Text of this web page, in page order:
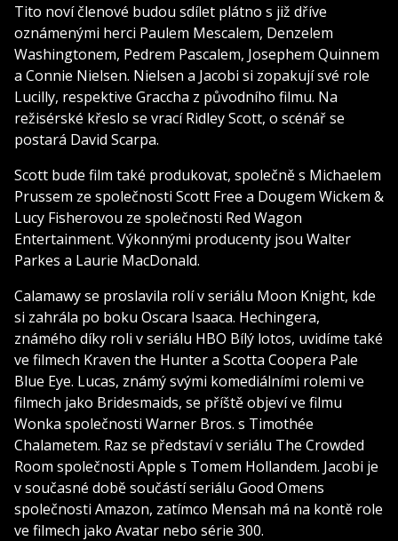
Tito noví členové budou sdílet plátno s již dříve
oznámenými herci Paulem Mescalem, Denzelem
Washingtonem, Pedrem Pascalem, Josephem Quinnem
a Connie Nielsen. Nielsen a Jacobi si zopakují své role
Lucilly, respektive Graccha z původního filmu. Na
režisérské křeslo se vrací Ridley Scott, o scénář se
postará David Scarpa.
Scott bude film také produkovat, společně s Michaelem
Prussem ze společnosti Scott Free a Dougem Wickem &
Lucy Fisherovou ze společnosti Red Wagon
Entertainment. Výkonnými producenty jsou Walter
Parkes a Laurie MacDonald.
Calamawy se proslavila rolí v seriálu Moon Knight, kde
si zahrála po boku Oscara Isaaca. Hechingera,
známého díky roli v seriálu HBO Bílý lotos, uvidíme také
ve filmech Kraven the Hunter a Scotta Coopera Pale
Blue Eye. Lucas, známý svými komediálními rolemi ve
filmech jako Bridesmaids, se příště objeví ve filmu
Wonka společnosti Warner Bros. s Timothée
Chalametem. Raz se představí v seriálu The Crowded
Room společnosti Apple s Tomem Hollandem. Jacobi je
v současné době součástí seriálu Good Omens
společnosti Amazon, zatímco Mensah má na kontě role
ve filmech jako Avatar nebo série 300.